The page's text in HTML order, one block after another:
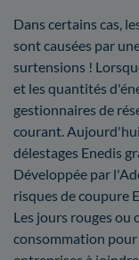
Dans certains cas,
sont causées par
surtensions !
et les quantités
gestionnaires de
courant.
délestages Enedis
Développée par
risques de coupure
Les jours rouges ou
consommation